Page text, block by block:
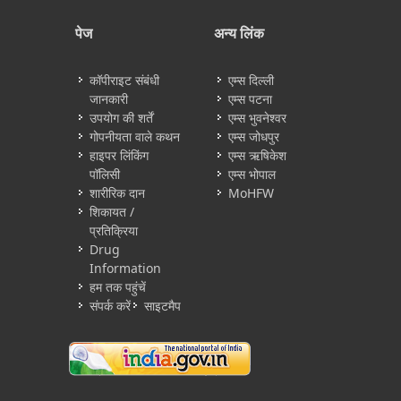
पेज
कॉपीराइट संबंधी
जानकारी
उपयोग की शर्तें
गोपनीयता वाले कथन
हाइपर लिंकिंग
पॉलिसी
शारीरिक दान
शिकायत /
प्रतिक्रिया
Drug
Information
हम तक पहुंचें
संपर्क करें
साइटमैप
अन्य लिंक
एम्स दिल्ली
एम्स पटना
एम्स भुवनेश्वर
एम्स जोधपुर
एम्स ऋषिकेश
एम्स भोपाल
MoHFW